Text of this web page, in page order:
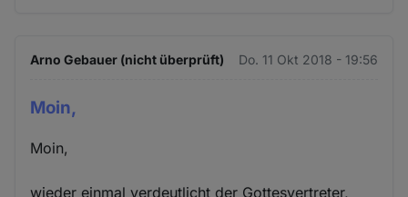
Arno Gebauer (nicht überprüft) Do. 11 Okt 2018 - 19:56
Moin,
Moin,
wieder einmal verdeutlicht der Gottesvertreter,